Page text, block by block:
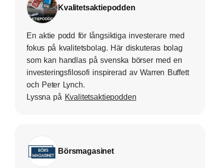
Kvalitetsaktiepodden
En aktie podd för långsiktiga investerare med
fokus på kvalitetsbolag. Här diskuteras bolag
som kan handlas på svenska börser med en
investeringsfilosofi inspirerad av Warren Buffett
och Peter Lynch.
Lyssna på Kvalitetsaktiepodden
Börsmagasinet